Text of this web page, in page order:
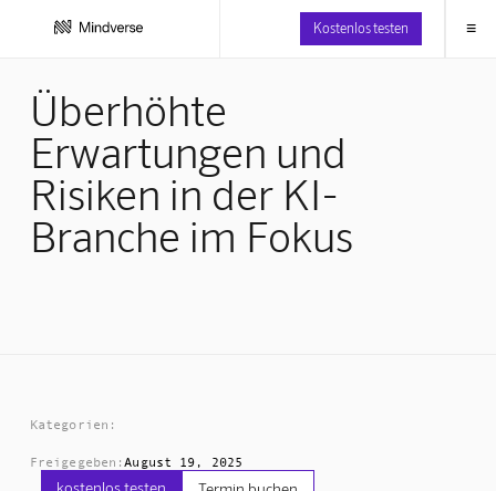
Kostenlos testen ≡
Überhöhte
Erwartungen und
Risiken in der KI-
Branche im Fokus
Kategorien:
Freigegeben:August 19, 2025
kostenlos testen